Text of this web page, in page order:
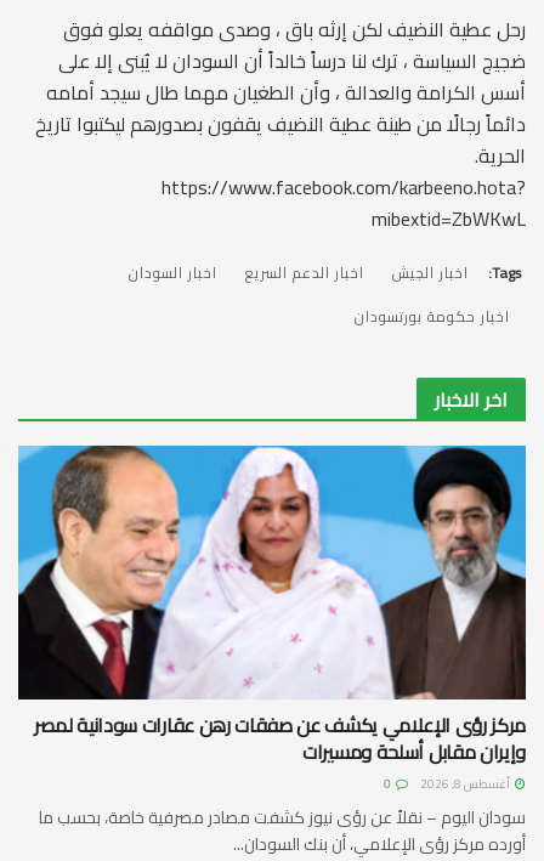
رحل عطية النضيف لكن إرثه باق ، وصدى مواقفه يعلو فوق
ضجيج السياسة ، ترك لنا درساً خالداً أن السودان لا يُبنى إلا على
أسس الكرامة والعدالة ، وأن الطغيان مهما طال سيجد أمامه
دائماً رجالًا من طينة عطية النضيف يقفون بصدورهم ليكتبوا تاريخ
الحرية.
https://www.facebook.com/karbeeno.hota?
mibextid=ZbWKwL
Tags: اخبار الجيش اخبار الدعم السريع
اخبار السودان
اخبار حكومة بورتسودان
اخر الاخبار
مركز رؤى الإعلامي يكشف عن صفقات رهن عقارات سودانية لمصر
وإيران مقابل أسلحة ومسيرات
أغسطس 8, 2026
سودان اليوم – نقلاً عن رؤى نيوز كشفت مصادر مصرفية خاصة، بحسب ما
أورده مركز رؤى الإعلامي، أن بنك السودان...